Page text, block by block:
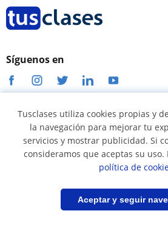
Guardar búsqueda
Síguenos en
Términos y condiciones
Política de cookies
Política de privacidad
Condiciones uso alumnos
Tusclases utiliza cookies propias y
la navegación para mejorar tu
servicios y mostrar publicidad. Si
consideramos que aceptas su
política de
Aceptar y seguir